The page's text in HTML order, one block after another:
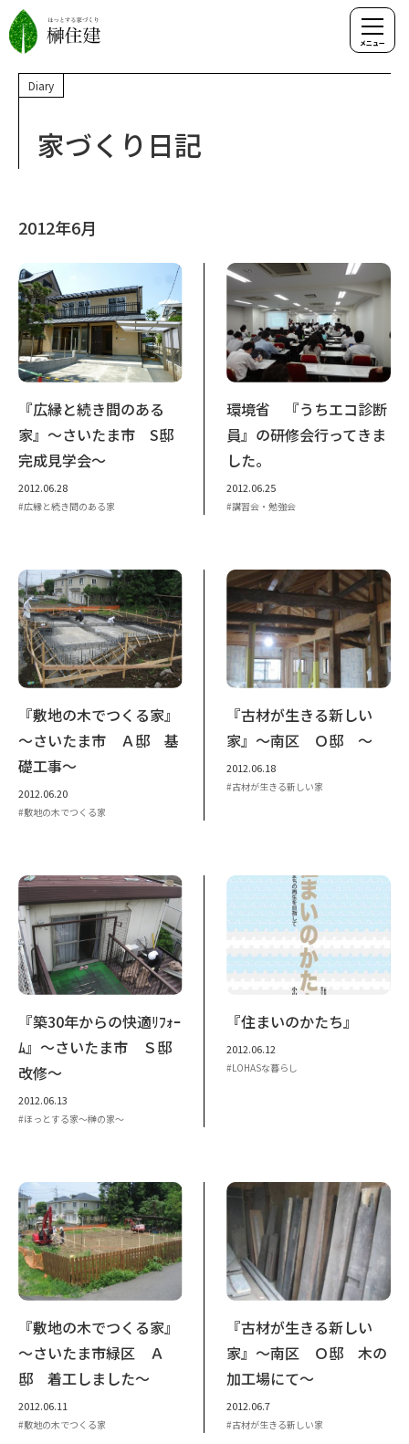
Diary
家づくり日記
2012年6月
『広縁と続き間のある
家』～さいたま市 S邸
完成見学会～
2012.06.28
広縁と続き間のある家
環境省 『うちエコ診断
員』の研修会行ってきま
した。
2012.06.25
講習会・勉強会
『敷地の木でつくる家』
～さいたま市 Ａ邸 基
礎工事～
2012.06.20
敷地の木でつくる家
『古材が生きる新しい
家』～南区 Ｏ邸 ～
2012.06.18
古材が生きる新しい家
『築30年からの快適ﾘﾌｫｰ
ﾑ』～さいたま市 Ｓ邸
改修～
2012.06.13
ほっとする家～榊の家～
『住まいのかたち』
2012.06.12
LOHASな暮らし
『敷地の木でつくる家』
～さいたま市緑区 Ａ
邸 着工しました～
2012.06.11
敷地の木でつくる家
『古材が生きる新しい
家』～南区 Ｏ邸 木の
加工場にて～
2012.06.7
古材が生きる新しい家